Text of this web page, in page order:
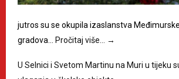
jutros su se okupila izaslanstva
gradova…
Pročitaj više… →
U Selnici i Svetom Martinu na Muri u tijeku